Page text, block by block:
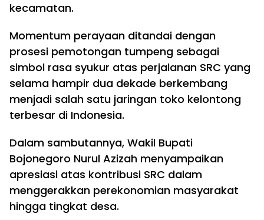
kecamatan.
Momentum perayaan ditandai dengan
prosesi pemotongan tumpeng sebagai
simbol rasa syukur atas perjalanan SRC yang
selama hampir dua dekade berkembang
menjadi salah satu jaringan toko kelontong
terbesar di Indonesia.
Dalam sambutannya, Wakil Bupati
Bojonegoro Nurul Azizah menyampaikan
apresiasi atas kontribusi SRC dalam
menggerakkan perekonomian masyarakat
hingga tingkat desa.